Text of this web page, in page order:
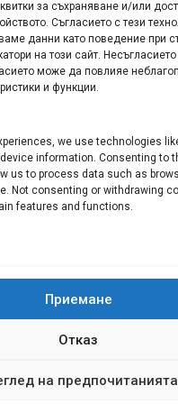
за съхраняване и/или
Съгласието с тези
данни като поведение при
на този сайт.
може да повлияе
и функции.
we use technologies
information. Consenting to
us to process data such as
Not consenting or withdrawing
features and functions.
Приемане
Отказ
на предпочитанията
– магазин за
ИНФОРМАЦИОНЕН
КЛЪСТЕР
ИНСТИТУЦИИ В ЛОВЕЧ
съд Ловеч
Ловеч
Ловеч